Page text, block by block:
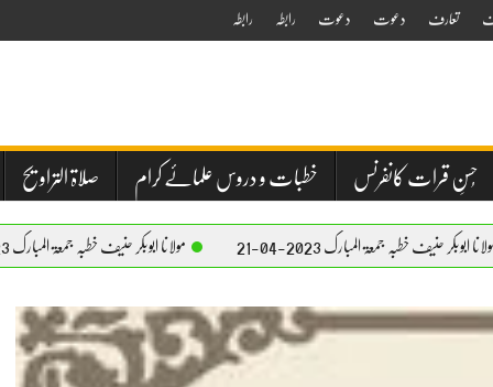
تعارف دعوت دعوت رابطہ رابطہ
حُسنِ قرات کانفرنس خطبات و دروس علمائے کرام صلاۃ التراویح
المبارک 2023-04-21 مولانا ابوبکر حنیف خطبہ جمعۃ المبارک 2023-04-21